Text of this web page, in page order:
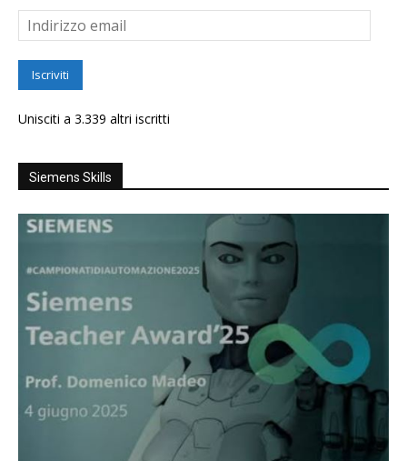
Indirizzo
email
Iscriviti
Unisciti a 3.339 altri iscritti
Siemens Skills